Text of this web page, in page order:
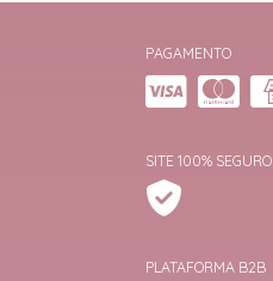
PAGAMENTO
SITE 100% SEGURO
PLATAFORMA B2B